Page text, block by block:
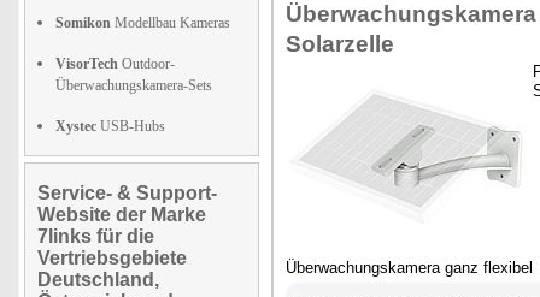
Somikon Modellbau Kameras
VisorTech Outdoor-
Überwachungskamera-Sets
Xystec USB-Hubs
Service- & Support-
Website der Marke
7links für die
Vertriebsgebiete
Deutschland,
Solarzelle
Überwachungskamera ganz flexibel